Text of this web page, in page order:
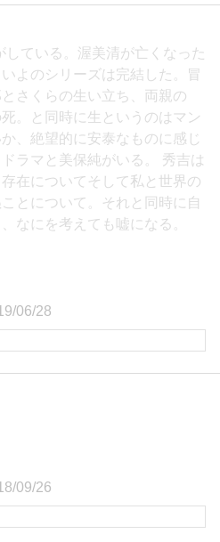
している。渥美清が亡くなった
よのシリーズは完結した。冒
さくらの生い立ち、両親の
。と同時に生というのはマン
、絶望的に安泰なものに感じ
ラマと美保純がいる。 秀吉は
在についてそして私と世界の
とについて。それと同時に自
なにを考えても嘘になる。
06/28
09/26